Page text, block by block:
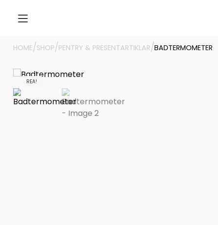
HOME/SHOP/PENTRY & PRESENTARTIKLAR/BADTERMOMETER
REA!